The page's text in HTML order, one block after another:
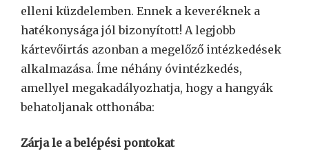
elleni küzdelemben. Ennek a keveréknek a
hatékonysága jól bizonyított! A legjobb
kártevőirtás azonban a megelőző intézkedések
alkalmazása. Íme néhány óvintézkedés,
amellyel megakadályozhatja, hogy a hangyák
behatoljanak otthonába:
Zárja le a belépési pontokat